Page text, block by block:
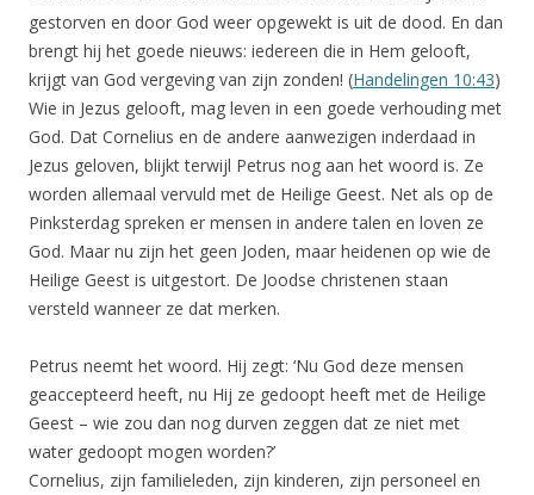
gestorven en door God weer opgewekt is uit de dood. En dan
brengt hij het goede nieuws: iedereen die in Hem gelooft,
krijgt van God vergeving van zijn zonden! (Handelingen 10:43)
Wie in Jezus gelooft, mag leven in een goede verhouding met
God. Dat Cornelius en de andere aanwezigen inderdaad in
Jezus geloven, blijkt terwijl Petrus nog aan het woord is. Ze
worden allemaal vervuld met de Heilige Geest. Net als op de
Pinksterdag spreken er mensen in andere talen en loven ze
God. Maar nu zijn het geen Joden, maar heidenen op wie de
Heilige Geest is uitgestort. De Joodse christenen staan
versteld wanneer ze dat merken.
Petrus neemt het woord. Hij zegt: ‘Nu God deze mensen
geaccepteerd heeft, nu Hij ze gedoopt heeft met de Heilige
Geest – wie zou dan nog durven zeggen dat ze niet met
water gedoopt mogen worden?’
Cornelius, zijn familieleden, zijn kinderen, zijn personeel en